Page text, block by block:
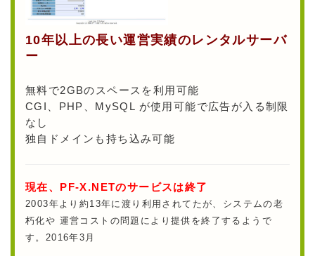
10年以上の長い運営実績のレンタルサーバ
ー
無料で2GBのスペースを利用可能
CGI、PHP、MySQL が使用可能で広告が入る制限
なし
独自ドメインも持ち込み可能
現在、PF-X.NETのサービスは終了
2003年より約13年に渡り利用されてたが、システムの老
朽化や 運営コストの問題により提供を終了するようで
す。2016年3月